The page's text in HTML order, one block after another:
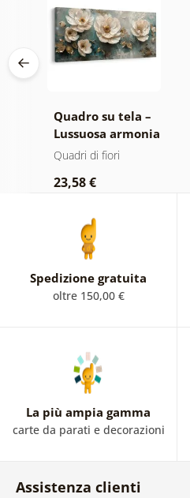
Quadro su tela –
Lussuosa armonia
floreale
Quadri di fiori
23,58 €
Spedizione gratuita
oltre 150,00 €
La più ampia gamma
carte da parati e decorazioni
Assistenza clienti